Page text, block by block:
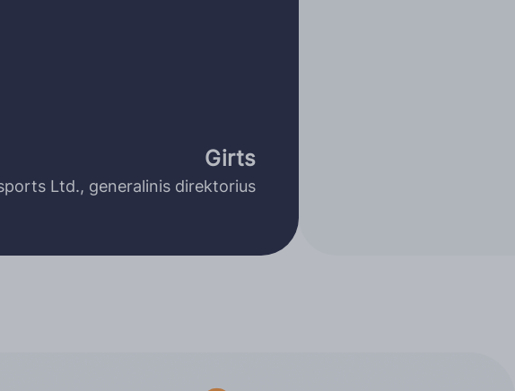
Girts
Ltd., generalinis direktorius